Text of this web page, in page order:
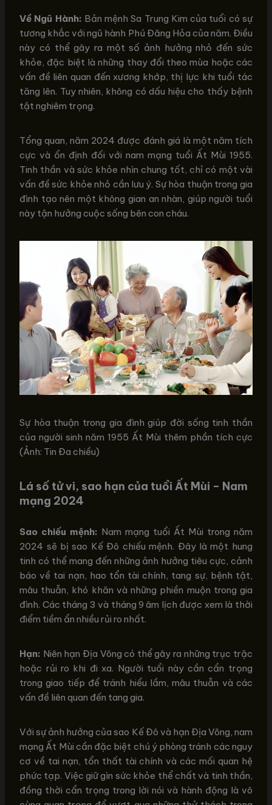
Về Ngũ Hành: Bản mệnh Sa Trung Kim của tuổi có sự
tương khắc với ngũ hành Phú Đăng Hỏa của năm. Điều
này có thể gây ra một số ảnh hưởng nhỏ đến sức
khỏe, đặc biệt là những thay đổi theo mùa hoặc các
vấn đề liên quan đến xương khớp, thị lực khi tuổi tác
tăng lên. Tuy nhiên, không có dấu hiệu cho thấy bệnh
tật nghiêm trọng.
Tổng quan, năm 2024 được đánh giá là một năm tích
cực và ổn định đối với nam mạng tuổi Ất Mùi 1955.
Tinh thần và sức khỏe nhìn chung tốt, chỉ có một vài
vấn đề sức khỏe nhỏ cần lưu ý. Sự hòa thuận trong gia
đình tạo nên một không gian an nhàn, giúp người tuổi
này tận hưởng cuộc sống bên con cháu.
Sự hòa thuận trong gia đình giúp đời sống tinh thần
của người sinh năm 1955 Ất Mùi thêm phần tích cực
(Ảnh: Tin Đa chiều)
Lá số tử vi, sao hạn của tuổi Ất Mùi – Nam
mạng 2024
Sao chiếu mệnh: Nam mạng tuổi Ất Mùi trong năm
2024 sẽ bị sao Kế Đô chiếu mệnh. Đây là một hung
tinh có thể mang đến những ảnh hưởng tiêu cực, cảnh
báo về tai nạn, hao tổn tài chính, tang sự, bệnh tật,
mâu thuẫn, khó khăn và những phiền muộn trong gia
đình. Các tháng 3 và tháng 9 âm lịch được xem là thời
điểm tiềm ẩn nhiều rủi ro nhất.
Hạn: Niên hạn Địa Võng có thể gây ra những trục trặc
hoặc rủi ro khi đi xa. Người tuổi này cần cẩn trọng
trong giao tiếp để tránh hiểu lầm, mâu thuẫn và các
vấn đề liên quan đến tang gia.
Với sự ảnh hưởng của sao Kế Đô và hạn Địa Võng, nam
mạng Ất Mùi cần đặc biệt chú ý phòng tránh các nguy
cơ về tai nạn, tổn thất tài chính và các mối quan hệ
phức tạp. Việc giữ gìn sức khỏe thể chất và tinh thần,
đồng thời cẩn trọng trong lời nói và hành động là vô